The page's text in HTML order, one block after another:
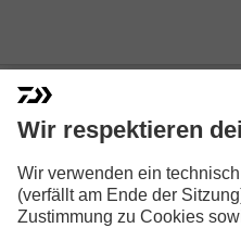
ROD
Wir respektieren
Wir verwenden ein
(verfällt am Ende der
Zustimmung zu Cookies